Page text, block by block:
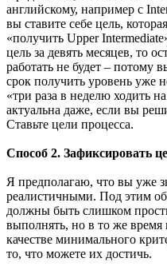
английскому, например с
вы ставите себе цель,
«получить Upper
цель за девять месяцев, то
работать не будет – потому
срок получить уровень уже
«три раза в неделю ходить
актуальна даже, если вы
Ставьте цели процесса.
Способ 2. Зафиксировать
Я предполагаю, что вы уже
реалистичными. Под этим
должны быть слишком
выполнять, но в то же
качестве минимального
то, что можете их достичь.